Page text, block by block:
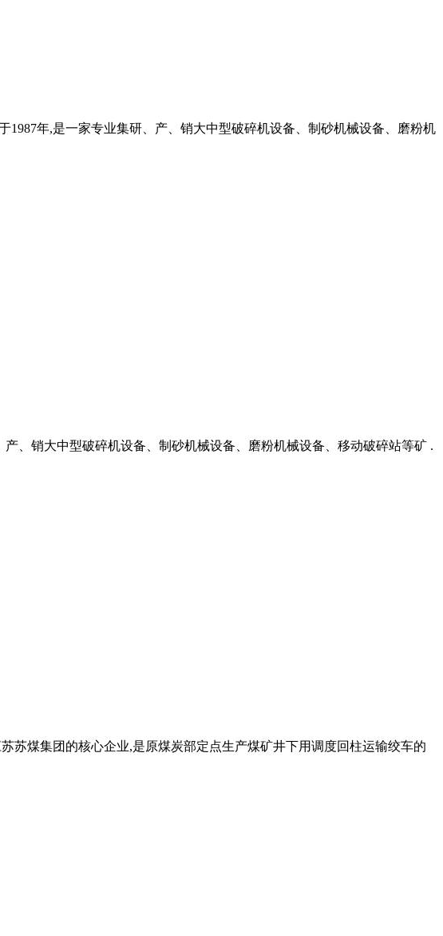
1987年,是一家专业集研、产、销大中型破碎机设备、制砂机械设备、磨粉机
、销大中型破碎机设备、制砂机械设备、磨粉机械设备、移动破碎站等矿 .
苏煤集团的核心企业,是原煤炭部定点生产煤矿井下用调度回柱运输绞车的